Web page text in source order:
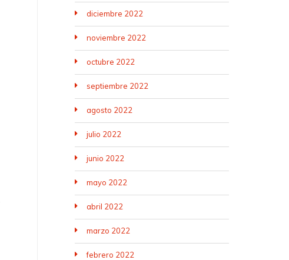
diciembre 2022
noviembre 2022
octubre 2022
septiembre 2022
agosto 2022
julio 2022
junio 2022
mayo 2022
abril 2022
marzo 2022
febrero 2022